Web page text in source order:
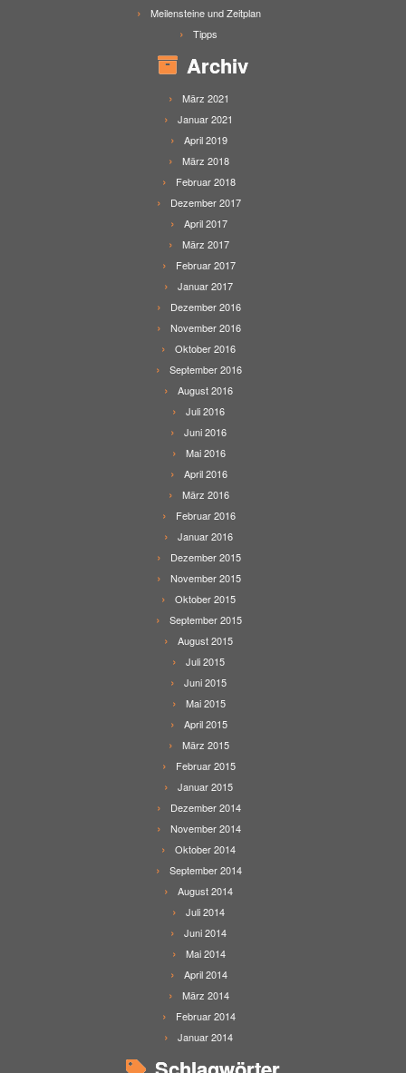
Meilensteine und Zeitplan
Tipps
Archiv
März 2021
Januar 2021
April 2019
März 2018
Februar 2018
Dezember 2017
April 2017
März 2017
Februar 2017
Januar 2017
Dezember 2016
November 2016
Oktober 2016
September 2016
August 2016
Juli 2016
Juni 2016
Mai 2016
April 2016
März 2016
Februar 2016
Januar 2016
Dezember 2015
November 2015
Oktober 2015
September 2015
August 2015
Juli 2015
Juni 2015
Mai 2015
April 2015
März 2015
Februar 2015
Januar 2015
Dezember 2014
November 2014
Oktober 2014
September 2014
August 2014
Juli 2014
Juni 2014
Mai 2014
April 2014
März 2014
Februar 2014
Januar 2014